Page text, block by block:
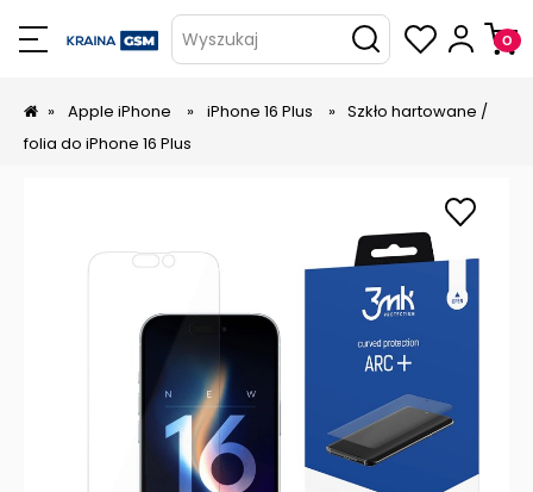
Wyszukaj
» Apple iPhone » iPhone 16 Plus » Szkło hartowane /
folia do iPhone 16 Plus